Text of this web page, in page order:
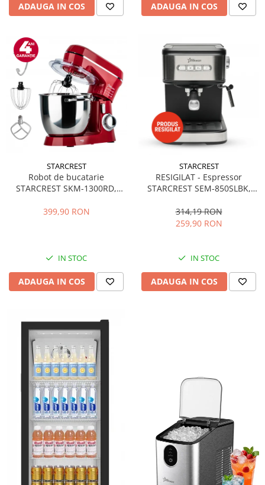
ADAUGA IN COS ADAUGA IN COS
STARCREST
Robot de bucatarie
STARCREST SKM-1300RD,
Accesorii, 10 Viteze + Pulse,
399,90 RON
IN STOC
ADAUGA IN COS
STARCREST
RESIGILAT - Espressor
STARCREST SEM-850SLBK,
detasabil 1.5L, dispozitiv
spumare, filtru dublu din
314,19 RON
259,90 RON
IN STOC
ADAUGA IN COS